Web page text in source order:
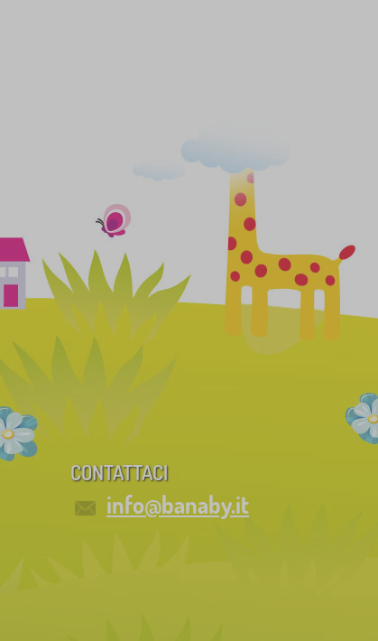
CONTATTACI
info@banaby.it